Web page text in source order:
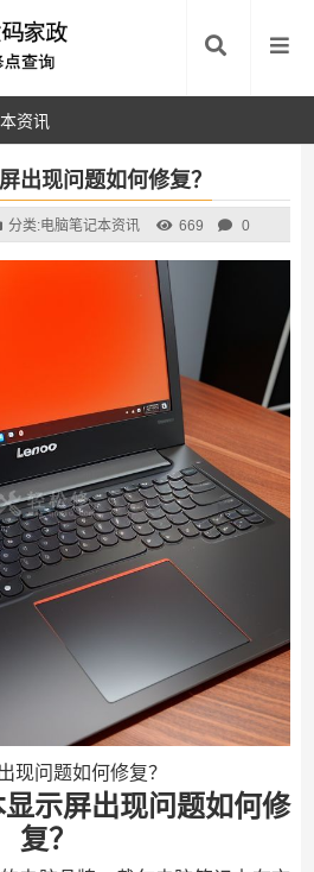
资讯
出现问题如何修复？
分类:电脑笔记本资讯 669 0
现问题如何修复？
示屏出现问题如何修
复？